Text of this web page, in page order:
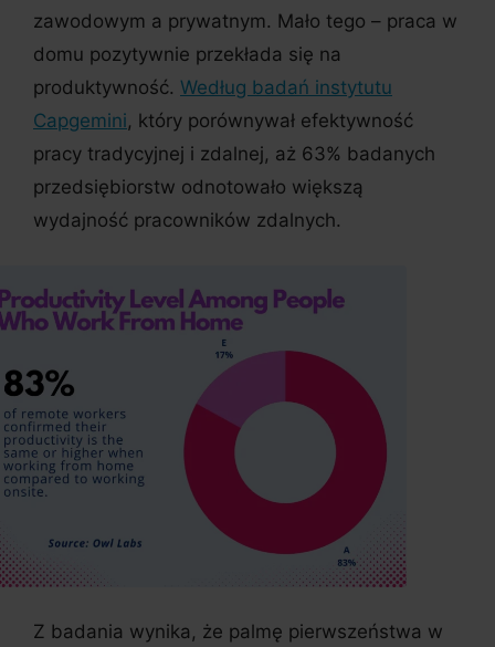
zawodowym a prywatnym. Mało tego – praca w
domu pozytywnie przekłada się na
produktywność. Według badań instytutu
Capgemini, który porównywał efektywność
pracy tradycyjnej i zdalnej, aż 63% badanych
przedsiębiorstw odnotowało większą
wydajność pracowników zdalnych.
Z badania wynika, że palmę pierwszeństwa w